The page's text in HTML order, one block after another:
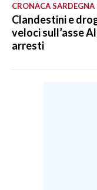
CRONACA SARDEGNA
Clandestini e
veloci sull’asse
arresti